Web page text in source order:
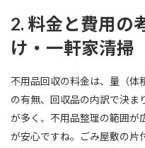
2. 料金と費用の
け・一軒家清掃
不用品回収の料金は、量（体
の有無、回収品の内訳で決ま
が多く、不用品整理の範囲が
が安心ですね。ごみ屋敷の片